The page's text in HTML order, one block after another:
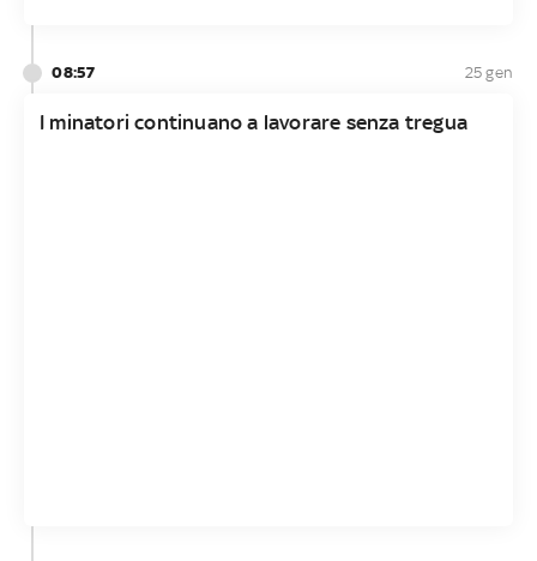
08:57 25 gen
I minatori continuano a lavorare senza tregua